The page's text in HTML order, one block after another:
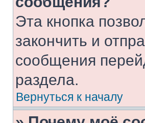
Эта кнопка
закончить и
сообщения
раздела.
Вернуться к началу